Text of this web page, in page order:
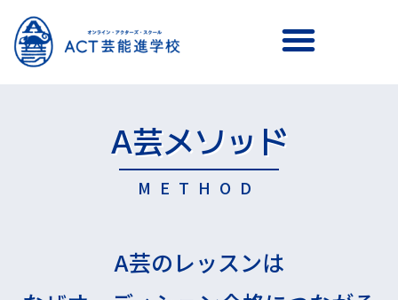
A芸メソッド
METHOD
A芸のレッスンは